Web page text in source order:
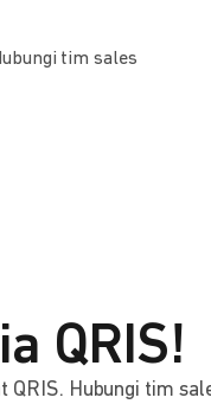
tim sales
QRIS!
Hubungi tim